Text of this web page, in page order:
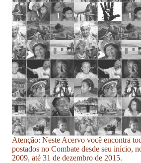
Atenção: Neste Acervo você encontra
postados no Combate desde seu início,
2009, até 31 de dezembro de 2015.